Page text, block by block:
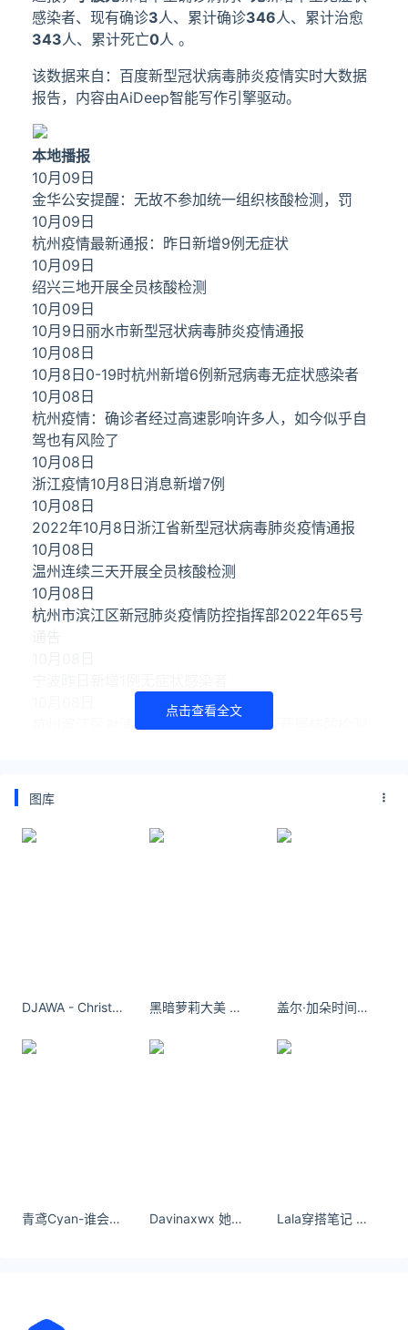
感染者、现有确诊3人、累计确诊346人、累计治愈
343人、累计死亡0人 。
该数据来自：百度新型冠状病毒肺炎疫情实时大数据
报告，内容由AiDeep智能写作引擎驱动。
本地播报
10月09日
金华公安提醒：无故不参加统一组织核酸检测，罚
10月09日
杭州疫情最新通报：昨日新增9例无症状
10月09日
绍兴三地开展全员核酸检测
10月09日
10月9日丽水市新型冠状病毒肺炎疫情通报
10月08日
10月8日0-19时杭州新增6例新冠病毒无症状感染者
10月08日
杭州疫情：确诊者经过高速影响许多人，如今似乎自
驾也有风险了
10月08日
浙江疫情10月8日消息新增7例
10月08日
2022年10月8日浙江省新型冠状病毒肺炎疫情通报
10月08日
温州连续三天开展全员核酸检测
10月08日
杭州市滨江区新冠肺炎疫情防控指挥部2022年65号
杭州滨江区对浦沿、长河街道部分区域开展核酸检测
10月08日
10月07日
10月07日
10月07日
10月06日
10月06日
点击查看全文
图库
DJAWA - Christmas 黑暗萝莉大美 原图来啦 ！ 盖尔·加朵时间冲淡一切那些破碎的回忆我没法捡
青鸢Cyan-谁会站在我身边对说一句：没事，还有我。 Davinaxwx 她的房间藏着整个春天 属于星期四的花。 Lala穿搭笔记 穿出门逛街，回头率直接100%！